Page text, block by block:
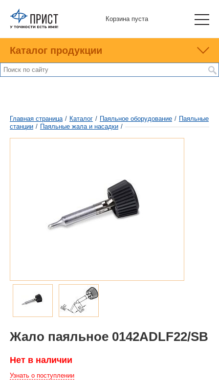
Корзина пуста
Каталог продукции
Главная страница / Каталог / Паяльное оборудование / Паяльные
станции / Паяльные жала и насадки /
Жало паяльное 0142ADLF22/SB
Нет в наличии
Узнать о поступлении